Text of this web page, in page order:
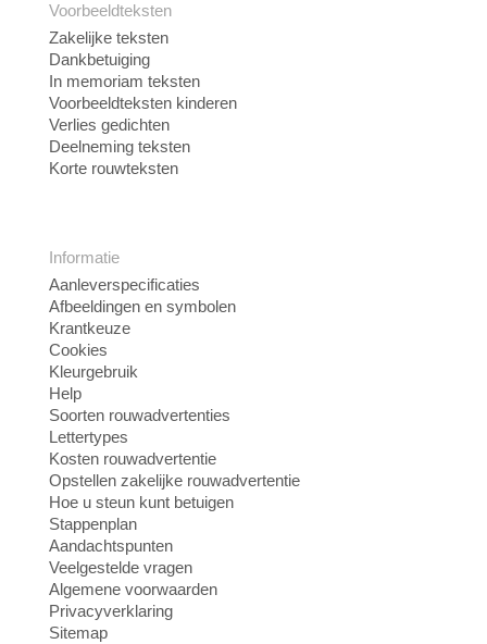
Voorbeeldteksten
Zakelijke teksten
Dankbetuiging
In memoriam teksten
Voorbeeldteksten kinderen
Verlies gedichten
Deelneming teksten
Korte rouwteksten
Informatie
Aanleverspecificaties
Afbeeldingen en symbolen
Krantkeuze
Cookies
Kleurgebruik
Help
Soorten rouwadvertenties
Lettertypes
Kosten rouwadvertentie
Opstellen zakelijke rouwadvertentie
Hoe u steun kunt betuigen
Stappenplan
Aandachtspunten
Veelgestelde vragen
Algemene voorwaarden
Privacyverklaring
Sitemap